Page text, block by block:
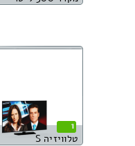
1
טלוויזיה S